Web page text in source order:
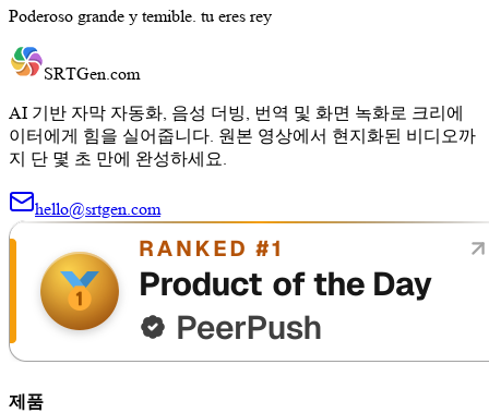
Poderoso grande y temible. tu eres rey
SRTGen.com
AI 기반 자막 자동화, 음성 더빙, 번역 및 화면 녹화로 크리에
이터에게 힘을 실어줍니다. 원본 영상에서 현지화된 비디오까
지 단 몇 초 만에 완성하세요.
hello@srtgen.com
제품